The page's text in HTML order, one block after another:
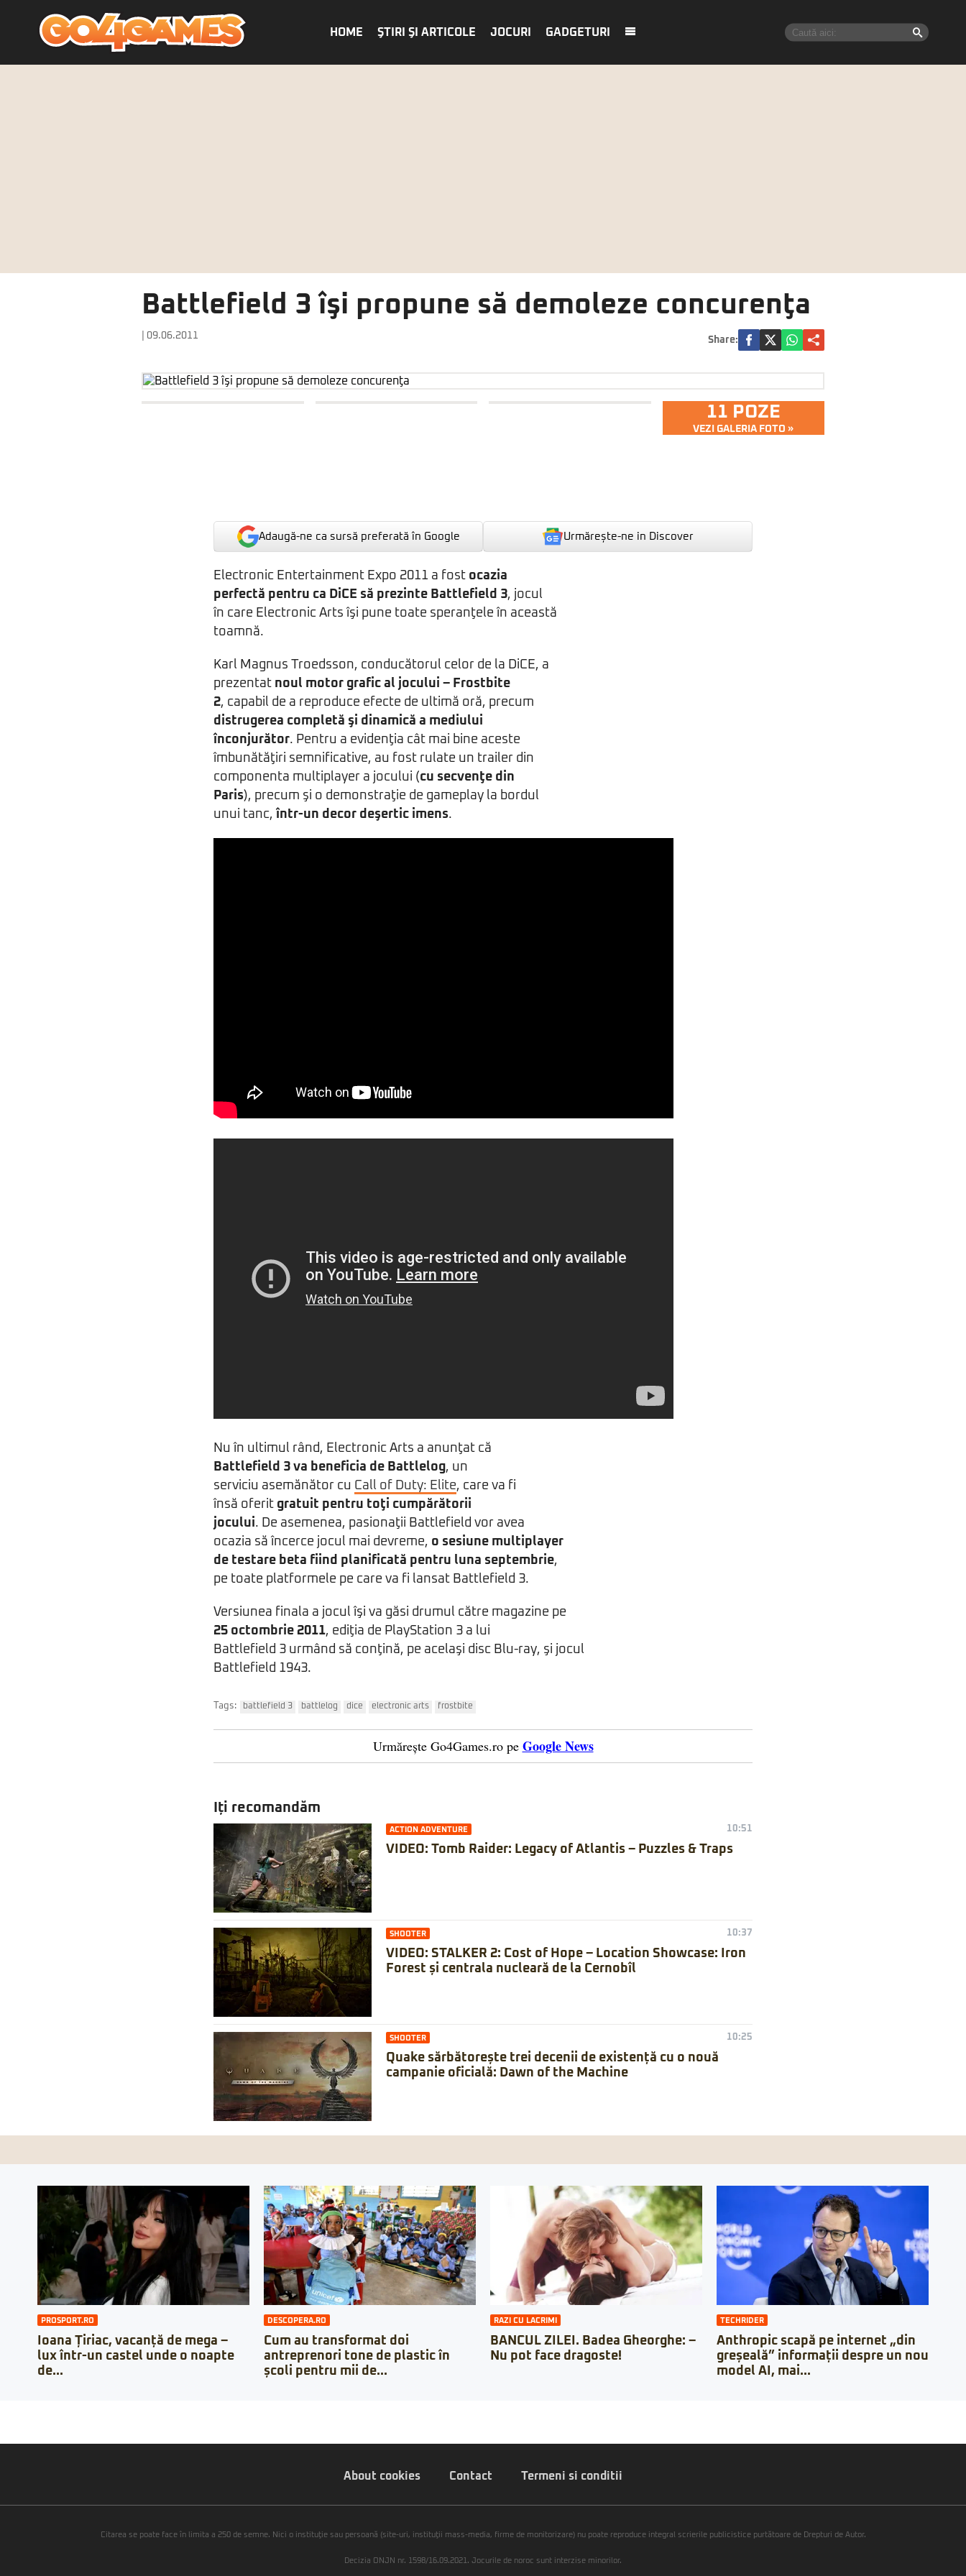
HOME ŞTIRI ŞI ARTICOLE JOCURI GADGETURI
Battlefield 3 îşi propune să demoleze concurenţa
| 09.06.2011 Share:
11 POZE
VEZI GALERIA FOTO »
Adaugă-ne ca sursă preferată în Google Urmărește-ne in Discover
Electronic Entertainment Expo 2011 a fost ocazia
perfectă pentru ca DiCE să prezinte Battlefield 3, jocul
în care Electronic Arts îşi pune toate speranţele în această
toamnă.
Karl Magnus Troedsson, conducătorul celor de la DiCE, a
prezentat noul motor grafic al jocului – Frostbite
2, capabil de a reproduce efecte de ultimă oră, precum
distrugerea completă şi dinamică a mediului
înconjurător. Pentru a evidenţia cât mai bine aceste
îmbunătăţiri semnificative, au fost rulate un trailer din
componenta multiplayer a jocului (cu secvenţe din
Paris), precum şi o demonstraţie de gameplay la bordul
unui tanc, într-un decor deşertic imens.
Nu în ultimul rând, Electronic Arts a anunţat că
Battlefield 3 va beneficia de Battlelog, un
serviciu asemănător cu Call of Duty: Elite, care va fi
însă oferit gratuit pentru toţi cumpărătorii
jocului. De asemenea, pasionaţii Battlefield vor avea
ocazia să încerce jocul mai devreme, o sesiune multiplayer
de testare beta fiind planificată pentru luna septembrie,
pe toate platformele pe care va fi lansat Battlefield 3.
Versiunea finala a jocul îşi va găsi drumul către magazine pe
25 octombrie 2011, ediţia de PlayStation 3 a lui
Battlefield 3 urmând să conţină, pe acelaşi disc Blu-ray, şi jocul
Battlefield 1943.
Tags: battlefield 3 battlelog dice electronic arts frostbite
Urmărește Go4Games.ro pe Google News
Iți recomandăm
ACTION ADVENTURE 10:51
VIDEO: Tomb Raider: Legacy of Atlantis – Puzzles & Traps
SHOOTER 10:37
VIDEO: STALKER 2: Cost of Hope – Location Showcase: Iron
Forest și centrala nucleară de la Cernobîl
SHOOTER 10:25
Quake sărbătorește trei decenii de existență cu o nouă
campanie oficială: Dawn of the Machine
PROSPORT.RO
Ioana Țiriac, vacanță de mega –
lux într-un castel unde o noapte
de...
DESCOPERA.RO
Cum au transformat doi
antreprenori tone de plastic în
școli pentru mii de...
RAZI CU LACRIMI
BANCUL ZILEI. Badea Gheorghe: –
Nu pot face dragoste!
TECHRIDER
Anthropic scapă pe internet „din
greșeală” informații despre un nou
model AI, mai...
About cookies Contact Termeni si conditii
Citarea se poate face în limita a 250 de semne. Nici o instituţie sau persoană (site-uri, instituţii mass-media, firme de monitorizare) nu poate reproduce integral scrierile publicistice purtătoare de Drepturi de Autor.
Decizia ONJN nr. 1598/16.09.2021. Jocurile de noroc sunt interzise minorilor.